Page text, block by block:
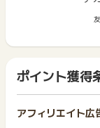
ポイント獲得
アフィリエイト広